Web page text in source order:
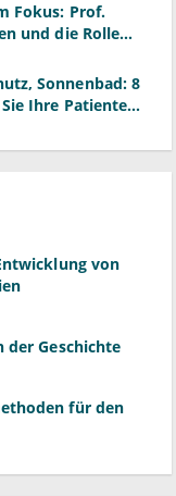
Fokus: Prof.
und die Rolle
Sonnenbad: 8
Ihre Patienten
von
der Geschichte
für den